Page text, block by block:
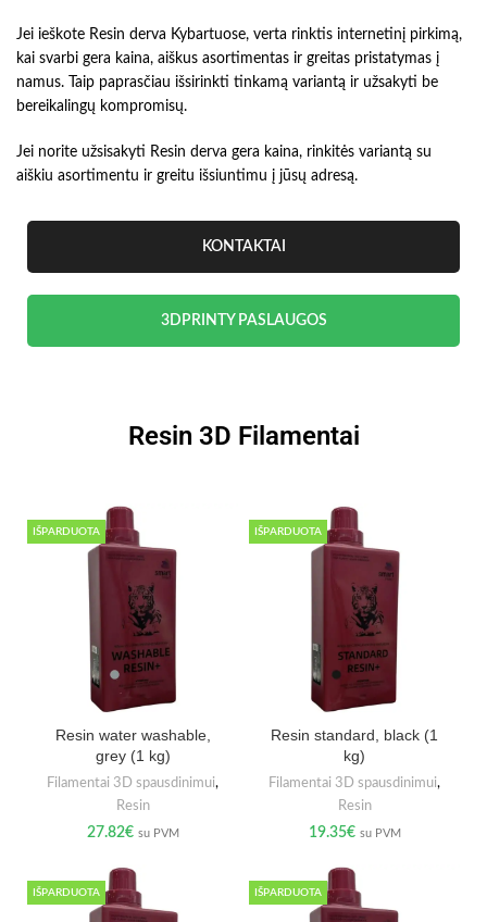
Jei ieškote Resin derva Kybartuose, verta rinktis internetinį pirkimą,
kai svarbi gera kaina, aiškus asortimentas ir greitas pristatymas į
namus. Taip paprasčiau išsirinkti tinkamą variantą ir užsakyti be
bereikalingų kompromisų.
Jei norite užsisakyti Resin derva gera kaina, rinkitės variantą su
aiškiu asortimentu ir greitu išsiuntimu į jūsų adresą.
KONTAKTAI
3DPRINTY PASLAUGOS
Resin 3D Filamentai
IŠPARDUOTA
Resin water washable,
grey (1 kg)
Filamentai 3D spausdinimui,
Resin
27.82€ su PVM
IŠPARDUOTA
Resin standard, black (1
kg)
Filamentai 3D spausdinimui,
Resin
19.35€ su PVM
IŠPARDUOTA IŠPARDUOTA